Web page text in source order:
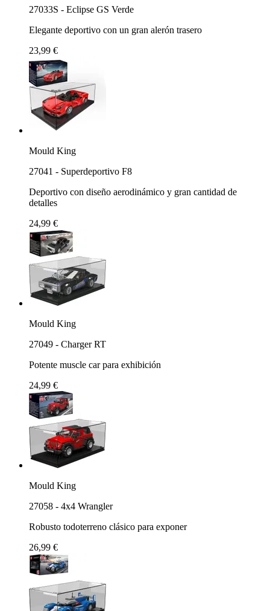
27033S - Eclipse GS Verde
Elegante deportivo con un gran alerón trasero
23,99 €
Mould King
27041 - Superdeportivo F8
Deportivo con diseño aerodinámico y gran cantidad de
detalles
24,99 €
Mould King
27049 - Charger RT
Potente muscle car para exhibición
24,99 €
Mould King
27058 - 4x4 Wrangler
Robusto todoterreno clásico para exponer
26,99 €